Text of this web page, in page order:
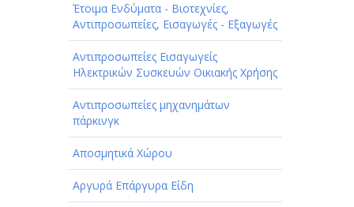
Έτοιμα Ενδύματα - Βιοτεχνίες,
Αντιπροσωπείες, Εισαγωγές - Εξαγωγές
Αντιπροσωπείες Εισαγωγείς
Ηλεκτρικών Συσκευών Οικιακής Χρήσης
Αντιπροσωπείες μηχανημάτων
πάρκινγκ
Αποσμητικά Χώρου
Αργυρά Επάργυρα Είδη